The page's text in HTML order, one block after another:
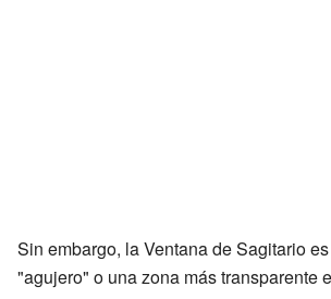
Sin embargo, la Ventana de Sagitario
"agujero" o una zona más transparente